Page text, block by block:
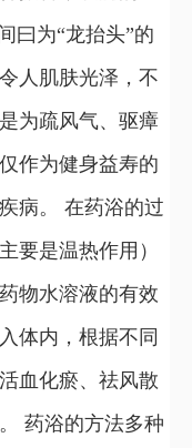
曰为“龙抬头”的
人肌肤光泽，不
为疏风气、驱瘴
作为健身益寿的
病。 在药浴的过
要是温热作用）
物水溶液的有效
体内，根据不同
血化瘀、祛风散
药浴的方法多种